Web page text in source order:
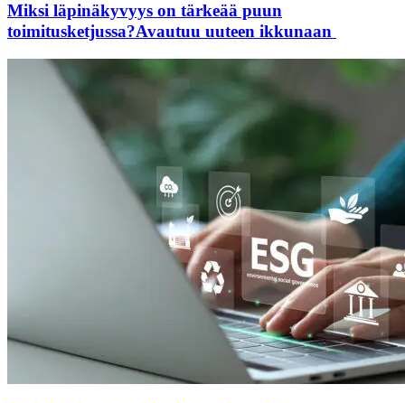
Miksi läpinäkyvyys on tärkeää puun
toimitusketjussa?Avautuu uuteen ikkunaan